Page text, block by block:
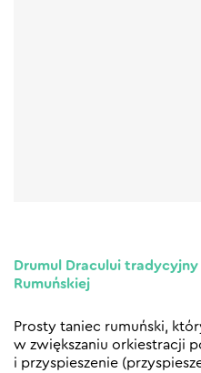
Drumul Dracului
Rumuńskiej
Prosty taniec rumuński,
w zwiększaniu orkiestracji
i przyspieszenie